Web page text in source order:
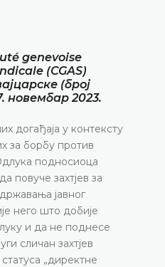
genevoise
(CGAS)
(број
новембар 2023.
догађаја у контексту
за борбу против
подносиоца
повуче захтјев за
јавног
него што добије
и да не поднесе
сличан захтјев
„директне